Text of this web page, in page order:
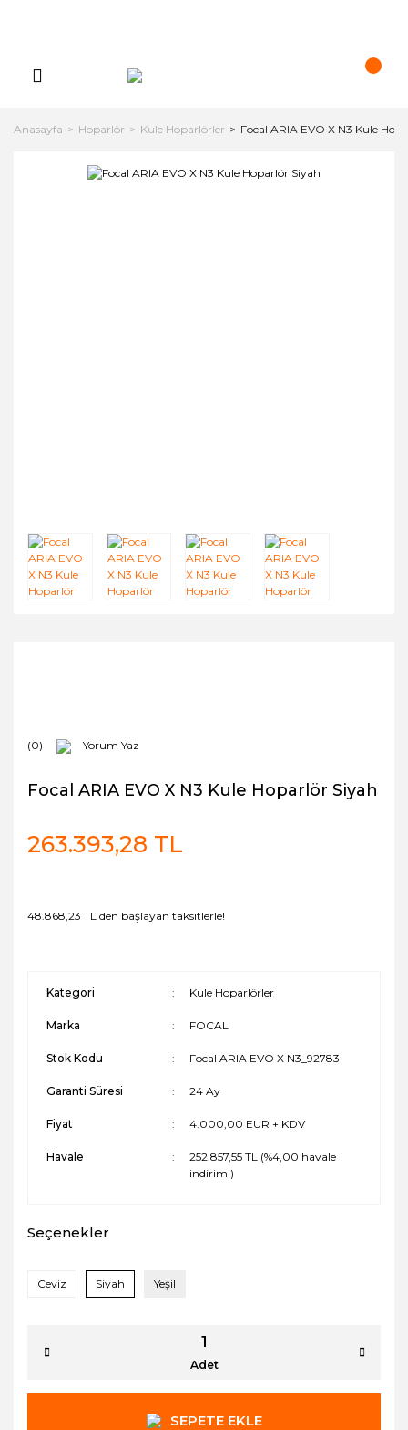
Anasayfa Hoparlör Kule Hoparlörler Focal ARIA EVO X N3 Kule
(0) Yorum Yaz
Focal ARIA EVO X N3 Kule Hoparlör Siyah
263.393,28 TL
48.868,23 TL den başlayan taksitlerle!
Kategori Kule Hoparlörler
Marka FOCAL
Stok Kodu Focal ARIA EVO X N3_92783
Garanti Süresi 24 Ay
Fiyat 4.000,00 EUR + KDV
Havale
252.857,55 TL (%4,00 havale
indirimi)
Seçenekler
Ceviz Siyah Yeşil
Adet
SEPETE EKLE